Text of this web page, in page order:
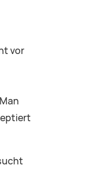
vor